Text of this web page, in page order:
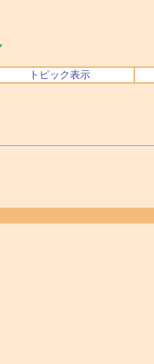
トピック表示